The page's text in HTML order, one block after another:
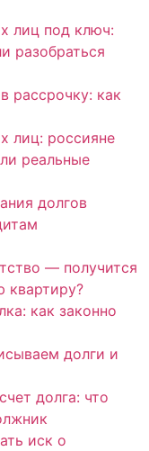
лиц под ключ:
разобраться
рассрочку: как
лиц: россияне
реальные
долгов
— получится
квартиру?
как законно
долги и
долга: что
иск о